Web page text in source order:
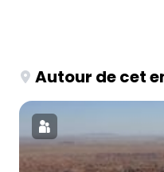
Autour de cet